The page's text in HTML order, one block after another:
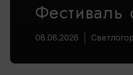
Фестиваль
08.08.2026